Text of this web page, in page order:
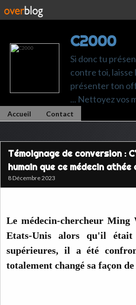
C2000
Si donc tu
contre toi,
présenter ton
... Nettoyez vos
Accueil Contact
Témoignage de conversion
humain que ce médecin
8 Décembre 2023
Le médecin-chercheur
Etats-Unis alors qu'il
supérieures, il a été
totalement changé sa façon